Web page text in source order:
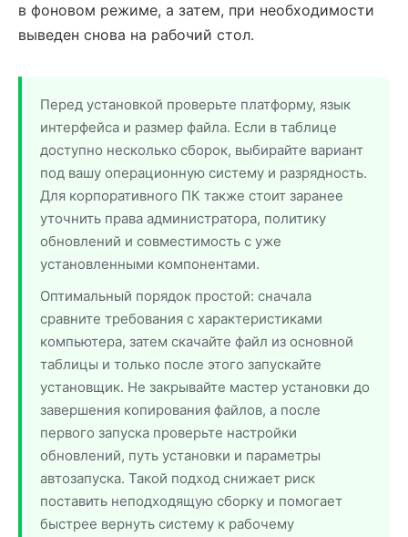
в фоновом режиме, а затем, при необходимости
выведен снова на рабочий стол.
Перед установкой проверьте платформу, язык
интерфейса и размер файла. Если в таблице
доступно несколько сборок, выбирайте вариант
под вашу операционную систему и разрядность.
Для корпоративного ПК также стоит заранее
уточнить права администратора, политику
обновлений и совместимость с уже
установленными компонентами.
Оптимальный порядок простой: сначала
сравните требования с характеристиками
компьютера, затем скачайте файл из основной
таблицы и только после этого запускайте
установщик. Не закрывайте мастер установки до
завершения копирования файлов, а после
первого запуска проверьте настройки
обновлений, путь установки и параметры
автозапуска. Такой подход снижает риск
поставить неподходящую сборку и помогает
быстрее вернуть систему к рабочему